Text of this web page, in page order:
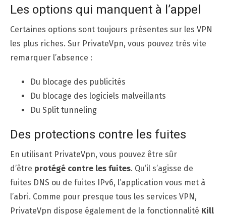
Les options qui manquent à l’appel
Certaines options sont toujours présentes sur les VPN
les plus riches. Sur PrivateVpn, vous pouvez très vite
remarquer l’absence :
Du blocage des publicités
Du blocage des logiciels malveillants
Du Split tunneling
Des protections contre les fuites
En utilisant PrivateVpn, vous pouvez être sûr
d’être protégé contre les fuites. Qu’il s’agisse de
fuites DNS ou de fuites IPv6, l’application vous met à
l’abri. Comme pour presque tous les services VPN,
PrivateVpn dispose également de la fonctionnalité Kill